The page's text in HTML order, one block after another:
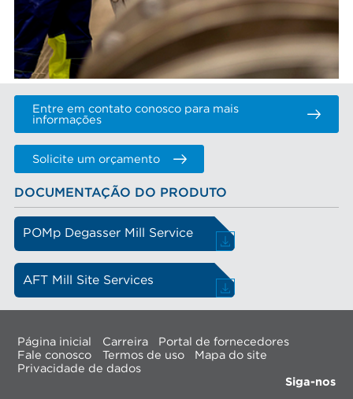
Entre em contato conosco para mais
informações
Solicite um orçamento
DOCUMENTAÇÃO DO PRODUTO
POMp Degasser Mill Service
AFT Mill Site Services
Página inicial Carreira
Portal de fornecedores
Fale conosco
Termos de uso
Mapa do site
Privacidade de dados
Siga-nos